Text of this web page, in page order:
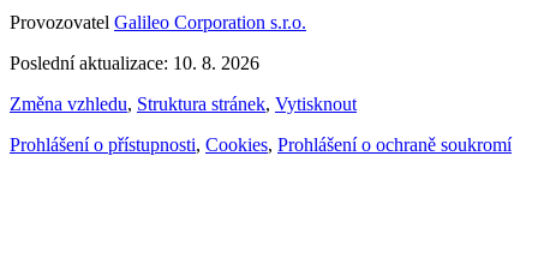
Provozovatel Galileo Corporation s.r.o.
Poslední aktualizace: 10. 8. 2026
Změna vzhledu, Struktura stránek, Vytisknout
Prohlášení o přístupnosti, Cookies, Prohlášení o ochraně soukromí